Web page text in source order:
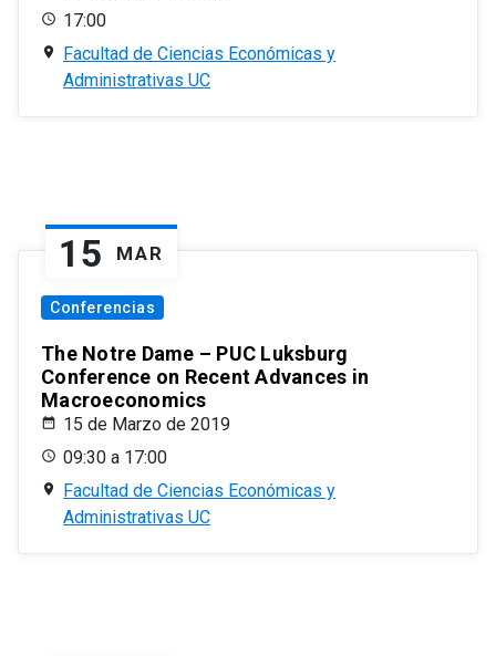
17:00
Facultad de Ciencias Económicas y
Administrativas UC
15 MAR
Conferencias
The Notre Dame – PUC Luksburg
Conference on Recent Advances in
Macroeconomics
15 de Marzo de 2019
09:30 a 17:00
Facultad de Ciencias Económicas y
Administrativas UC